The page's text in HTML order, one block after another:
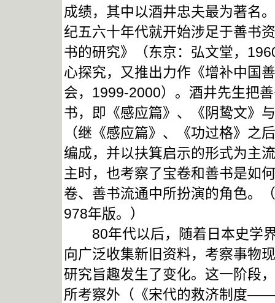
成绩，其中以酒井忠夫最为著名
纪五六十年代就开始涉足于善书
书的研究》（东京：弘文堂，
心探究，又推出力作《增补中国
会，1999-2000）。酒井先生把
书，即《感应篇》、《阴鸷文》
（继《感应篇》、《功过格》之
编成，并以扶箕启示的形式为主
主时，也考察了宝卷和善书是如
卷、善书流通中所扮演的角色。
978年版。）
80年代以后，随着日本史学界
向广泛收集新旧资料，考察事物
研究旨趣发生了变化。这一阶段
所考察外（《宋代的救济制度